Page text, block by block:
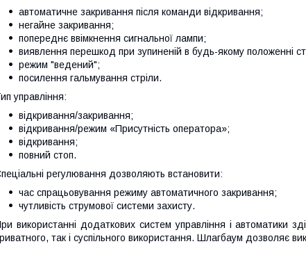
автоматичне закривання після команди відкривання;
негайне закривання;
попереднє ввімкнення сигнальної лампи;
виявлення перешкод при зупиненій в будь-якому положенні
режим "ведений";
посилення гальмування стріли.
управління:
відкривання/закривання;
відкривання/режим «Присутність оператора»;
відкривання;
повний стоп.
регулювання дозволяють встановити:
час спрацьовування режиму автоматичного закривання;
чутливість струмової системи захисту.
використанні додаткових систем управління і автоматики
так і суспільного використання. Шлагбаум дозволяє